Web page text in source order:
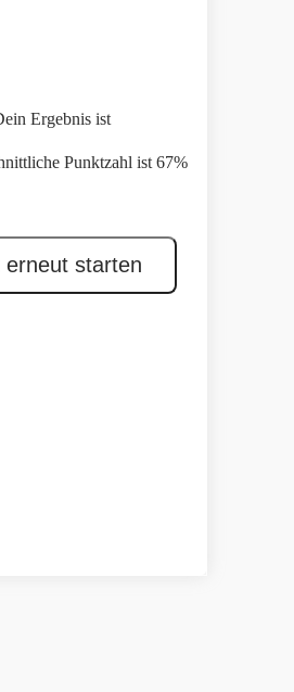
Ergebnis ist
Punktzahl ist 67%
erneut starten